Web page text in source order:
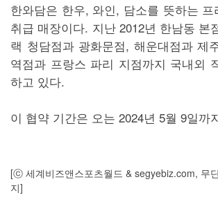
한와담은 한우, 와인, 담소를 뜻하는
취급 매장이다. 지난 2012년 한남동 본
랙 청담점과 광화문점, 해운대점과 제
역점과 프랑스 파리 지점까지 국내외
하고 있다.
이 협약 기간은 오는 2024년 5월 9일까
[ⓒ 세계비즈앤스포츠월드 & segyebiz.com, 무
지]